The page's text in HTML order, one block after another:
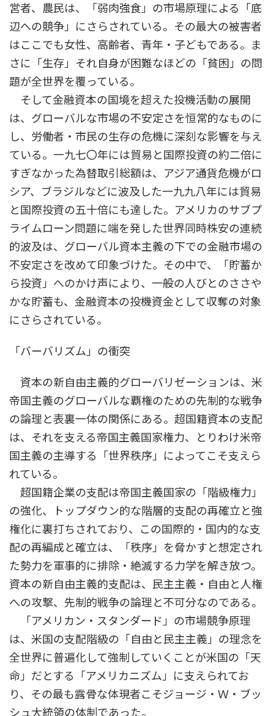
営者、農民は、「弱肉強食」の市場原理による「底
辺への競争」にさらされている。その最大の被害者
はここでも女性、高齢者、青年・子どもである。ま
さに「生存」それ自身が困難なほどの「貧困」の問
題が全世界を覆っている。
そして金融資本の国境を超えた投機活動の展開
は、グローバルな市場の不安定さを恒常的なものに
し、労働者・市民の生存の危機に深刻な影響を与え
ている。一九七〇年には貿易と国際投資の約二倍に
すぎなかった為替取引総額は、アジア通貨危機がロ
シア、ブラジルなどに波及した一九九八年には貿易
と国際投資の五十倍にも達した。アメリカのサブプ
ライムローン問題に端を発した世界同時株安の連続
的波及は、グローバル資本主義の下での金融市場の
不安定さを改めて印象づけた。その中で、「貯蓄か
ら投資」へのかけ声により、一般の人びとのささや
かな貯蓄も、金融資本の投機資金として収奪の対象
にさらされている。
「バーバリズム」の衝突
資本の新自由主義的グローバリゼーションは、米
帝国主義のグローバルな覇権のための先制的な戦争
の論理と表裏一体の関係にある。超国籍資本の支配
は、それを支える帝国主義国家権力、とりわけ米帝
国主義の主導する「世界秩序」によってこそ支えら
れている。
超国籍企業の支配は帝国主義国家の「階級権力」
の強化、トップダウン的な階層的支配の再確立と強
権化に裏打ちされており、この国際的・国内的な支
配の再編成と確立は、「秩序」を脅かすと想定され
た勢力を軍事的に排除・絶滅する力学を解き放つ。
資本の新自由主義的支配は、民主主義・自由と人権
への攻撃、先制的戦争の論理と不可分なのである。
「アメリカン・スタンダード」の市場競争原理
は、米国の支配階級の「自由と民主主義」の理念を
全世界に普遍化して強制していくことが米国の「天
命」だとする「アメリカニズム」に支えられてお
り、その最も露骨な体現者こそジョージ・Ｗ・ブッ
シュ大統領の体制であった。